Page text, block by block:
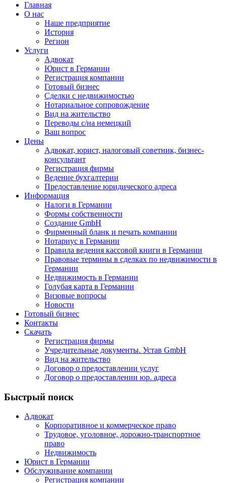
Главная
О нас
Наше предприятие
История
Регион
Услуги
Адвокат
Юрист в Германии
Регистрация компании
Готовый бизнес
Сделки с недвижимостью
Нотариальное сопровождение
Вид на жительство
Переводы с/на немецкий
Ваш вопрос
Цены
Адвокат, юрист, налоговый советник, бизнес-
консультант
Регистрация фирмы
Ведение бухгалтерии
Предоставление юридического адреса
Информация
Налоги в Германии
Формы собственности
Создание GmbH
Фирменный бланк и печать компании
Нотариус в Германии
Правила ведения кассовой книги в Германии
Правовые термины в сделках по недвижимости в
Германии
Недвижимость в Германии
Голубая карта в Германии
Визовые вопросы
Новости
Готовый бизнес
Контакты
Скачать
Регистрация фирмы
Учредительные документы. Устав GmbH
Вид на жительство
Договор о предоставлении услуг
Договор о предоставлении юр. адреса
Быстрый поиск
Адвокат
Корпоративное и коммерческое право
Трудовое, уголовное, дорожно-транспортное
право
Недвижимость
Юрист в Германии
Обслуживание компании
Регистрация компании